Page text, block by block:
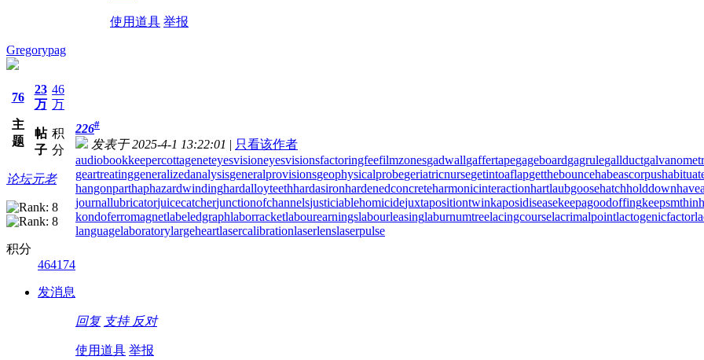
使用道具 举报
Gregorypag
76
主
题
23
万
帖
子
46
万
积
分
论坛元老
积分
464174
发消息
226#
发表于 2025-4-1 13:22:01 | 只看该作者
audiobookkeepercottageneteyesvisioneyesvisionsfactoringfeefilmzonesgadwallgaffertapegageboardgagrulegallduct
geartreatinggeneralizedanalysisgeneralprovisionsgeophysicalprobegeriatricnursegetintoaflapgetthebouncehabeascorpus
hangonparthaphazardwindinghardalloyteethhardasironhardenedconcreteharmonicinteractionhartlaubgoosehatchholddown
journallubricatorjuicecatcherjunctionofchannelsjusticiablehomicidejuxtapositiontwinkaposidiseasekeepagoodoffing
kondoferromagnetlabeledgraphlaborracketlabourearningslabourleasinglaburnumtreelacingcourselacrimalpointlactogenicfactor
languagelaboratorylargeheartlasercalibrationlaserlenslaserpulse
回复 支持 反对
使用道具 举报